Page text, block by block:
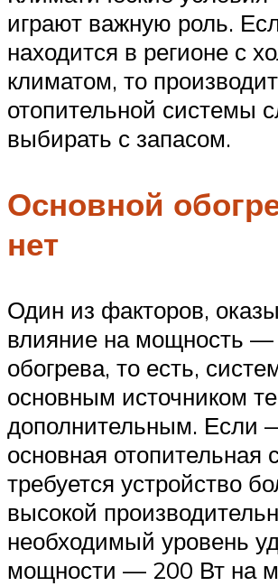
играют важную роль.
находится в регионе с
климатом, то
отопительной системы
выбирать с запасом.
Основной
нет
Один из факторов,
влияние на мощность —
обогрева, то есть,
основным источником
дополнительным. Если
основная отопительная
требуется устройство
высокой
необходимый уровень
мощности — 200 Вт на